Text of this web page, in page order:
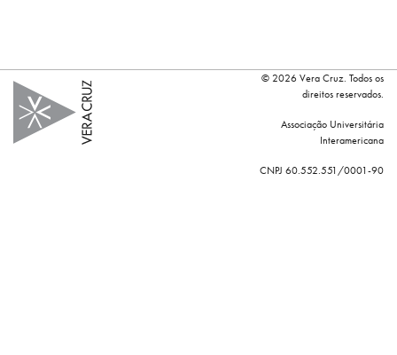
© 2026 Vera Cruz. Todos os
direitos reservados.
Associação Universitária
Interamericana
CNPJ 60.552.551/0001-90